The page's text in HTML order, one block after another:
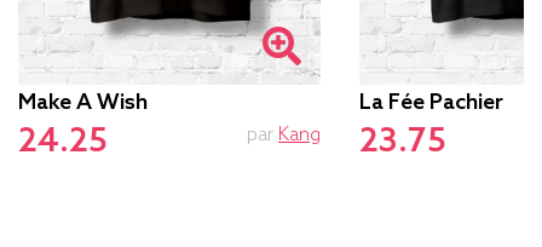
Make A Wish
24.25 par Kang
La Fée Pachier
23.75